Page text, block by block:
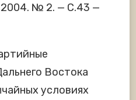
2004. № 2. — С.43 —
Востока
условиях